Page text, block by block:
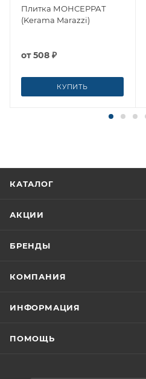
Плитка МОНСЕРРАТ
(Kerama Marazzi)
от508 ₽
КУПИТЬ
КАТАЛОГ
АКЦИИ
БРЕНДЫ
КОМПАНИЯ
ИНФОРМАЦИЯ
ПОМОЩЬ